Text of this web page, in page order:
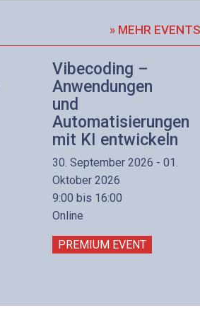
» MEHR EVENTS
Vibecoding –
Anwendungen
und
Automatisierungen
mit KI entwickeln
30. September 2026 - 01.
Oktober 2026
9:00 bis 16:00
Online
PREMIUM EVENT